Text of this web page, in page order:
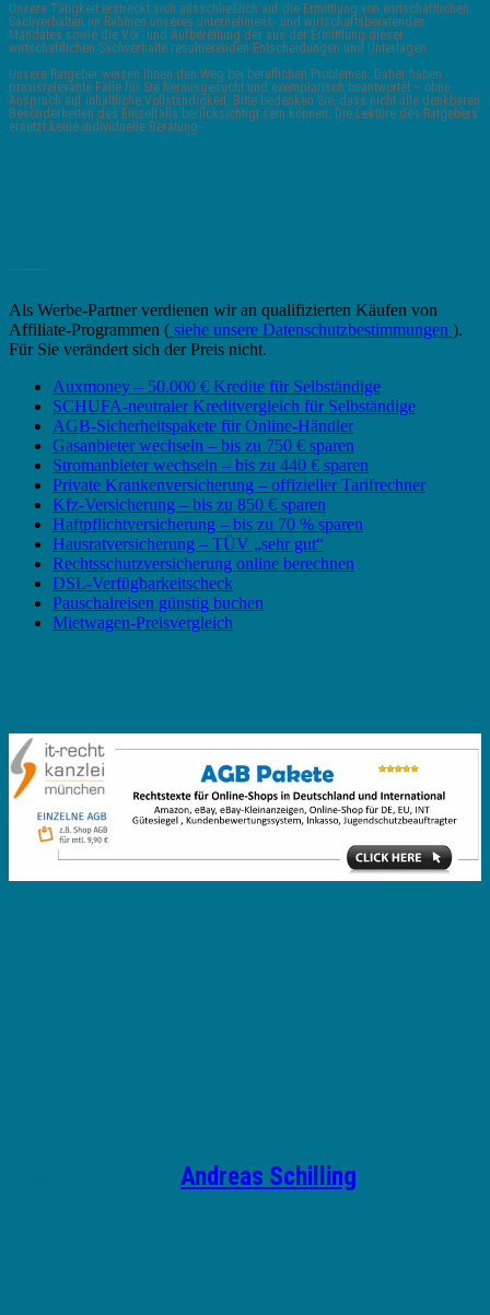
Unsere Tätigkeit erstreckt sich ausschließlich auf die Ermittlung von wirtschaftlichen
Sachverhalten im Rahmen unseres unternehmens- und wirtschaftsberatenden
Mandates sowie die Vor- und Aufbereitung der aus der Ermittlung dieser
wirtschaftlichen Sachverhalte resultierenden Entscheidungen und Unterlagen.
Unsere Ratgeber weisen Ihnen den Weg bei beruflichen Problemen. Daher haben
praxisrelevante Fälle für Sie herausgesucht und exemplarisch beantwortet – ohne
Anspruch auf inhaltliche Vollständigkeit. Bitte bedenken Sie, dass nicht alle denkbaren
Besonderheiten des Einzelfalls berücksichtigt sein können. Die Lektüre des Ratgebers
ersetzt keine individuelle Beratung.
Als Werbe-Partner verdienen wir an qualifizierten Käufen von
Affiliate-Programmen ( siehe unsere Datenschutzbestimmungen ).
Für Sie verändert sich der Preis nicht.
Auxmoney – 50.000 € Kredite für Selbständige
SCHUFA-neutraler Kreditvergleich für Selbständige
AGB-Sicherheitspakete für Online-Händler
Gasanbieter wechseln – bis zu 750 € sparen
Stromanbieter wechseln – bis zu 440 € sparen
Private Krankenversicherung – offizieller Tarifrechner
Kfz-Versicherung – bis zu 850 € sparen
Haftpflichtversicherung – bis zu 70 % sparen
Hausratversicherung – TÜV „sehr gut“
Rechtsschutzversicherung online berechnen
DSL-Verfügbarkeitscheck
Pauschalreisen günstig buchen
Mietwagen-Preisvergleich
Andreas Schilling